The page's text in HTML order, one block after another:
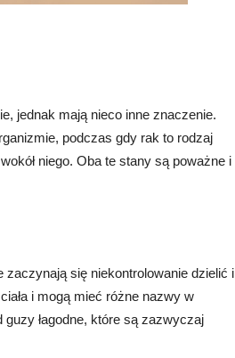
jednak mają nieco inne znaczenie.
podczas gdy rak to rodzaj
niego. Oba te stany są poważne i
się niekontrolowanie dzielić i
i mogą mieć różne nazwy w
łagodne, które są zazwyczaj